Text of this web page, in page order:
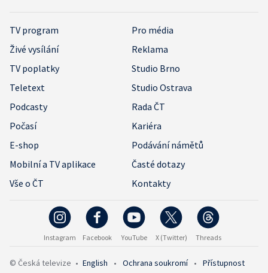
TV program
Pro média
Živé vysílání
Reklama
TV poplatky
Studio Brno
Teletext
Studio Ostrava
Podcasty
Rada ČT
Počasí
Kariéra
E-shop
Podávání námětů
Mobilní a TV aplikace
Časté dotazy
Vše o ČT
Kontakty
Instagram Facebook YouTube X (Twitter) Threads
© Česká televize • English • Ochrana soukromí • Přístupnost